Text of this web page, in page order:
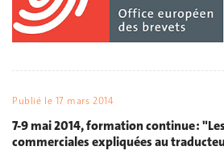
Publié le 17 mars 2014
7-9 mai 2014, formation continue :
commerciales expliquées au